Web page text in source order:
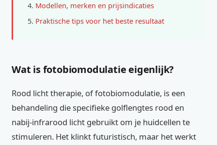
Modellen, merken en prijsindicaties
Praktische tips voor het beste resultaat
Wat is fotobiomodulatie eigenlijk?
Rood licht therapie, of fotobiomodulatie, is een
behandeling die specifieke golflengtes rood en
nabij-infrarood licht gebruikt om je huidcellen te
stimuleren. Het klinkt futuristisch, maar het werkt